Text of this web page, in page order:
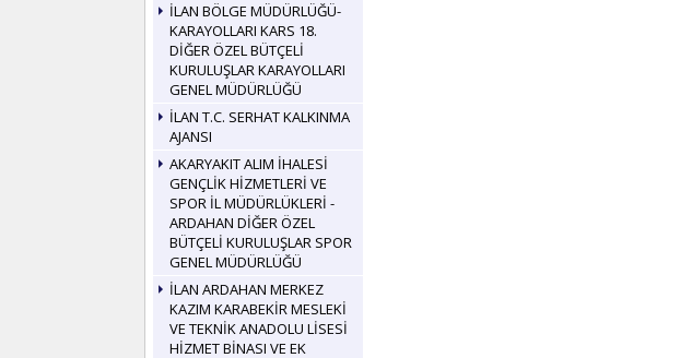
İLAN BÖLGE MÜDÜRLÜĞÜ-
KARAYOLLARI KARS 18.
DİĞER ÖZEL BÜTÇELİ
KURULUŞLAR KARAYOLLARI
GENEL MÜDÜRLÜĞÜ
İLAN T.C. SERHAT KALKINMA
AJANSI
AKARYAKIT ALIM İHALESİ
GENÇLİK HİZMETLERİ VE
SPOR İL MÜDÜRLÜKLERİ -
ARDAHAN DİĞER ÖZEL
BÜTÇELİ KURULUŞLAR SPOR
GENEL MÜDÜRLÜĞÜ
İLAN ARDAHAN MERKEZ
KAZIM KARABEKİR MESLEKİ
VE TEKNİK ANADOLU LİSESİ
HİZMET BİNASI VE EK